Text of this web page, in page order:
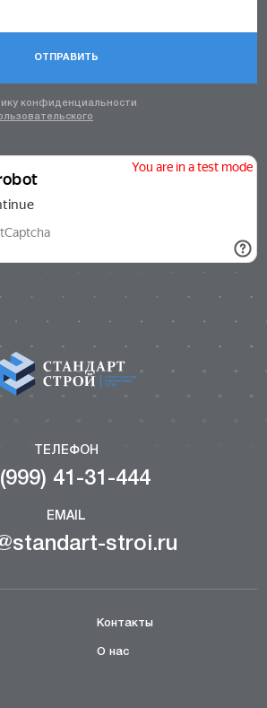
ОТПРАВИТЬ
конфиденциальности
ТЕЛЕФОН
41-31-444
EMAIL
stroi.ru
Контакты
О нас